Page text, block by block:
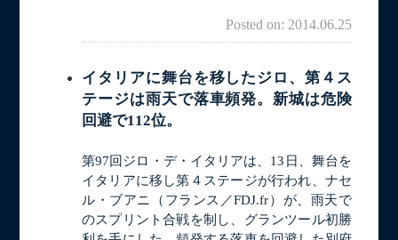
Posted on: 2014.06.25
イタリアに舞台を移したジロ、第４ス
テージは雨天で落車頻発。新城は危険
回避で112位。
第97回ジロ・デ・イタリアは、13日、舞台を
イタリアに移し第４ステージが行われ、ナセ
ル・ブアニ（フランス／FDJ.fr）が、雨天で
のスプリント合戦を制し、グランツール初勝